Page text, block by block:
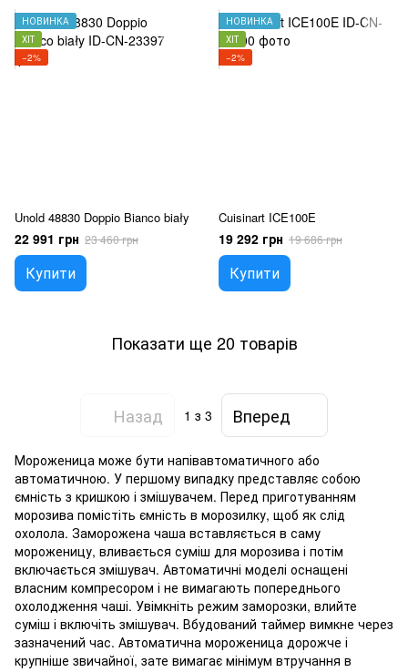
НОВИНКА
ХІТ
−2%
Unold 48830 Doppio Bianco biały
22 991 грн 23 460 грн
Купити
НОВИНКА
ХІТ
−2%
Cuisinart ICE100E
19 292 грн 19 686 грн
Купити
Показати ще 20 товарів
Назад 1 з 3 Вперед
Мороженица може бути напівавтоматичного або
автоматичною. У першому випадку представляє собою
ємність з кришкою і змішувачем. Перед приготуванням
морозива помістіть ємність в морозилку, щоб як слід
охолола. Заморожена чаша вставляється в саму
мороженицу, вливається суміш для морозива і потім
включається змішувач. Автоматичні моделі оснащені
власним компресором і не вимагають попереднього
охолодження чаші. Увімкніть режим заморозки, влийте
суміш і включіть змішувач. Вбудований таймер вимкне через
зазначений час. Автоматична мороженица дорожче і
крупніше звичайної, зате вимагає мінімум втручання в